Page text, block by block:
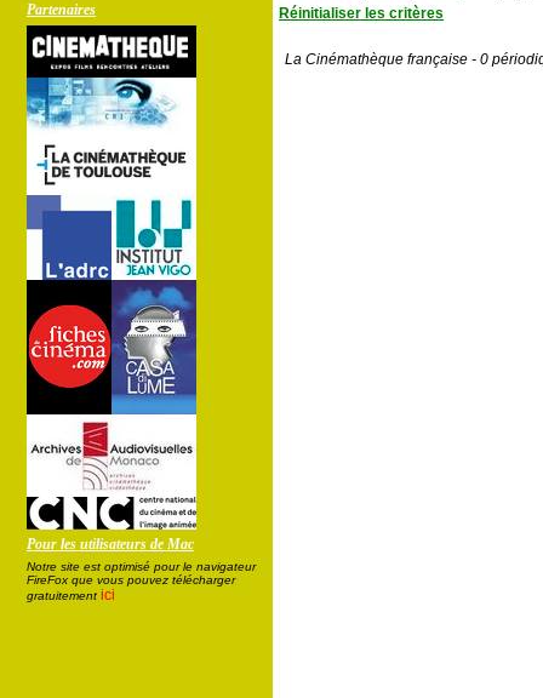
Partenaires
Pour les utilisateurs de Mac
Notre site est optimisé pour le navigateur
FireFox que vous pouvez télécharger
gratuitement ici
Réinitialiser les critères
La Cinémathèque française - 0